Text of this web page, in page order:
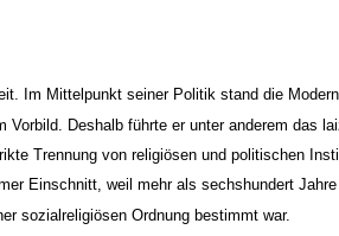
Im Mittelpunkt seiner Politik stand die
Vorbild. Deshalb führte er unter anderem das
Trennung von religiösen und politischen
Einschnitt, weil mehr als sechshundert
sozialreligiösen Ordnung bestimmt war.